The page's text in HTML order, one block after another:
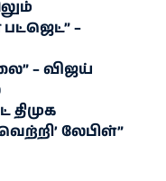
–
– விஜய்
லேபிள்”